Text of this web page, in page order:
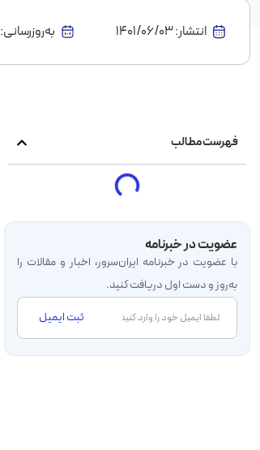
انتشار:1401/06/03 به‌روز‌رسانی:۱۴۰۱/۰۶/۰۳
فهرست مطالب
عضویت در خبرنامه
با عضویت در خبرنامه‌ ایران‌سرور، اخبار و مقالات را
به‌روز و دست اول دریافت کنید.
ثبت ایمیل